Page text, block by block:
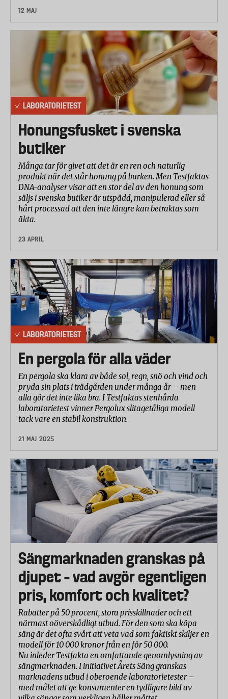
sträcka på 25 km i en hastighet av 4 km/h. Vagnarna
lyftes även 5 000 gånger i handtaget och fick falla
från stående position mot golvet med
handtagssidan nedåt 10 gånger. Samtliga moment
utfördes med en last på 12 kg.
Konstruktion och detaljer
Laboratoriet inspekterade och bedömde
stängningsmekanismen, fickor och mindre
utformning, lastutrymmets material och
utformning och gjorde en allmän bedömning av
konstruktionskvalitén.
Vattentäthet
Vagnarna utsattes för kraftigt regn motsvarande ca 7
liter vatten per sekund under 3 minuter.
Lastutrymmet fylldes med fuktkänsligt
omfattningen på läckaget och var vattnet kommit
in.
Resultaten från de olika delmomenten har
betygsatts och viktats samman till ett totalbetyg i
samråd med laboratoriet. I totalbetyget har högst
vikt lagts vid hanterbarhet samt kvalitet och
uthållighet med 35 procent vardera. Konstruktion
om detaljer samt vattentäthet har viktats med tio
procent vardera.
12 MAJ
LABORATORIETEST
Honungsfusket i svenska
butiker
Många tar för givet att det är en ren och naturlig
produkt när det står honung på burken. Men Testfaktas
DNA-analyser visar att en stor del av den honung som
säljs i svenska butiker är utspädd, manipulerad eller så
hårt processad att den inte längre kan betraktas som
äkta.
23 APRIL
LABORATORIETEST
En pergola för alla väder
En pergola ska klara av både sol, regn, snö och vind och
pryda sin plats i trädgården under många år – men
alla gör det inte lika bra. I Testfaktas stenhårda
laboratorietest vinner Pergolux slitagetåliga modell
tack vare en stabil konstruktion.
21 MAJ 2025
Sängmarknaden granskas på
djupet – vad avgör egentligen
pris, komfort och kvalitet?
Rabatter på 50 procent, stora prisskillnader och ett
närmast oöverskådligt utbud. För den som ska köpa
säng är det ofta svårt att veta vad som faktiskt skiljer en
modell för 10 000 kronor från en för 50 000.
Nu inleder Testfakta en omfattande genomlysning av
sängmarknaden. I initiativet Årets Säng granskas
marknadens utbud i oberoende laboratorietester –
med målet att ge konsumenter en tydligare bild av